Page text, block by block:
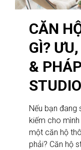
CĂN
GÌ?
&
STUDIO
Nếu bạn đang
kiếm cho
một căn hộ
phải? Căn hộ